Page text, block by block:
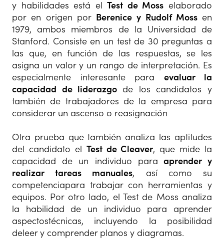
y habilidades está elTest de Moss elaborado
por en origen por Berenice y Rudolf Moss en
1979, ambos miembros de la Universidad de
Stanford. Consiste en un test de 30 preguntas a
las que, en función de las respuestas, se les
asigna un valor y un rango de interpretación. Es
especialmente interesante para evaluar la
capacidad de liderazgo de los candidatos y
también de trabajadores de la empresa para
considerar un ascenso o reasignación
Otra prueba que también analiza las aptitudes
del candidato el Test de Cleaver, que mide la
capacidad de un individuo para aprender y
realizar tareas manuales, así como su
competenciapara trabajar con herramientas y
equipos. Por otro lado, el Test de Moss analiza
la habilidad de un individuo para aprender
aspectostécnicas, incluyendo la posibilidad
deleer y comprender planos y diagramas.